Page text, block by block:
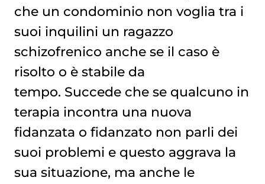
che un condominio non voglia tra i
suoi inquilini un ragazzo
schizofrenico anche se il caso è
risolto o è stabile da
tempo. Succede che se qualcuno in
terapia incontra una nuova
fidanzata o fidanzato non parli dei
suoi problemi e questo aggrava la
sua situazione, ma anche le